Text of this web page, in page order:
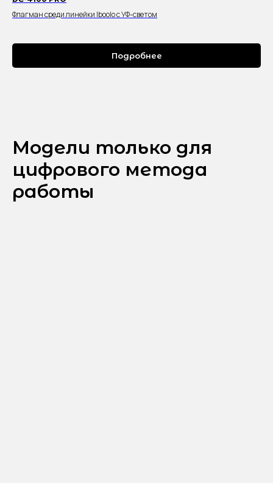
Флагман среди линейки Iboolo с УФ-светом
Подробнее
Модели только для
цифрового метода
работы